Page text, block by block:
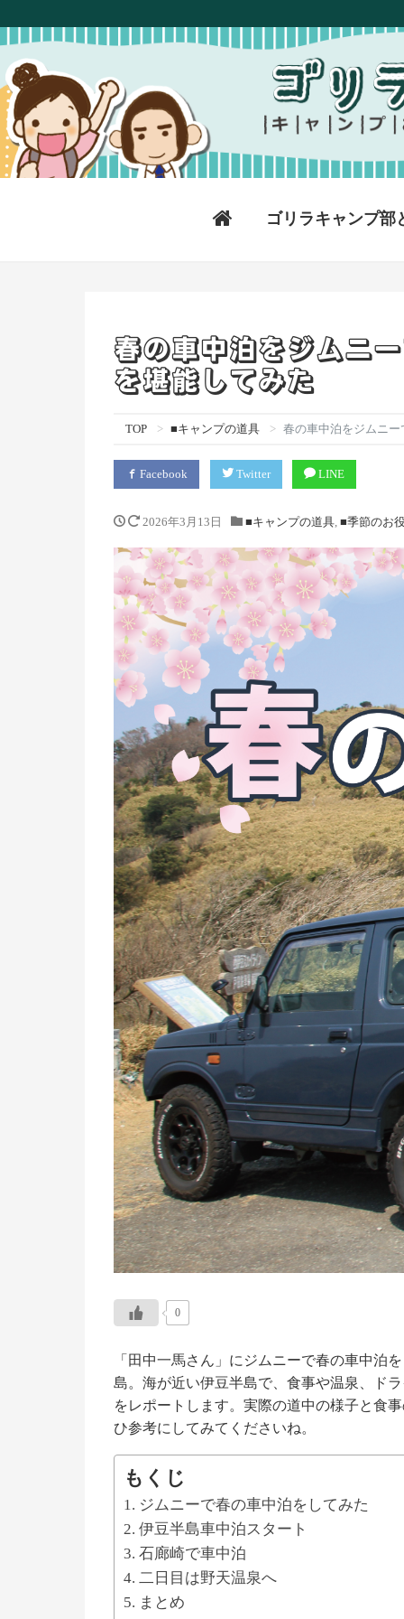
ゴリラキャンプ部
春の車中泊をジムニ
を堪能してみた
TOP ■キャンプの道具 春の車中泊をジムニ
Facebook Twitter LINE
2026年3月13日 ■キャンプの道具, ■季節のお
0
「田中一馬さん」にジムニーで春の車中泊
島。海が近い伊豆半島で、食事や温泉、ド
をレポートします。実際の道中の様子と食
ひ参考にしてみてくださいね。
もくじ
ジムニーで春の車中泊をしてみた
伊豆半島車中泊スタート
石廊崎で車中泊
二日目は野天温泉へ
まとめ